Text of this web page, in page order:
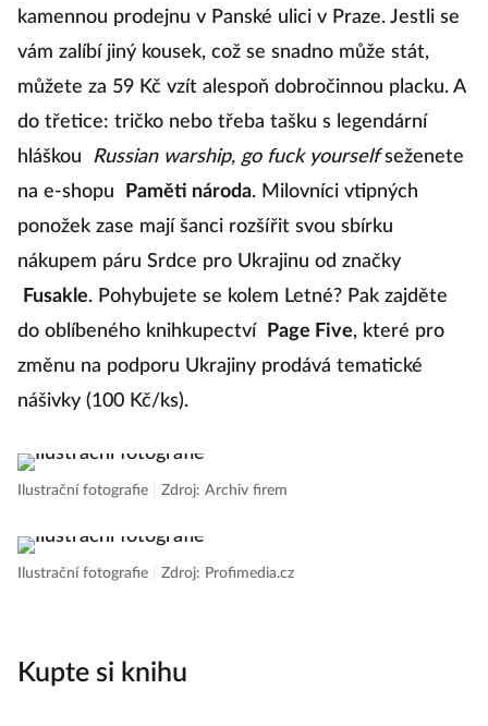
kamennou prodejnu v Panské ulici v Praze. Jestli se
vám zalíbí jiný kousek, což se snadno může stát,
můžete za 59 Kč vzít alespoň dobročinnou placku. A
do třetice: tričko nebo třeba tašku s legendární
hláškou
Russian warship, go fuck yourselfseženete
na e-shopu
Paměti národa. Milovníci vtipných
ponožek zase mají šanci rozšířit svou sbírku
nákupem páru Srdce pro Ukrajinu od značky
Fusakle. Pohybujete se kolem Letné? Pak zajděte
do oblíbeného knihkupectví
Page Five, které pro
změnu na podporu Ukrajiny prodává tematické
nášivky (100 Kč/ks).
Ilustrační fotografie Zdroj: Archiv firem
Ilustrační fotografie Zdroj: Profimedia.cz
Kupte si knihu